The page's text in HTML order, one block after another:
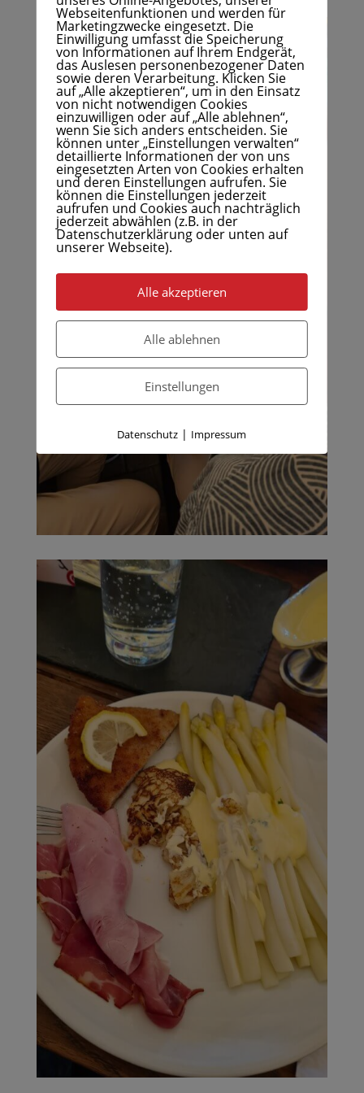
Webseitenfunktionen und werden für
Marketingzwecke eingesetzt. Die
Einwilligung umfasst die Speicherung
von Informationen auf Ihrem Endgerät,
das Auslesen personenbezogener Daten
sowie deren Verarbeitung. Klicken Sie
auf „Alle akzeptieren“, um in den Einsatz
von nicht notwendigen Cookies
einzuwilligen oder auf „Alle ablehnen“,
wenn Sie sich anders entscheiden. Sie
können unter „Einstellungen verwalten“
detaillierte Informationen der von uns
eingesetzten Arten von Cookies erhalten
und deren Einstellungen aufrufen. Sie
können die Einstellungen jederzeit
aufrufen und Cookies auch nachträglich
jederzeit abwählen (z.B. in der
Datenschutzerklärung oder unten auf
unserer Webseite).
Alle akzeptieren
Alle ablehnen
Einstellungen
Datenschutz | Impressum